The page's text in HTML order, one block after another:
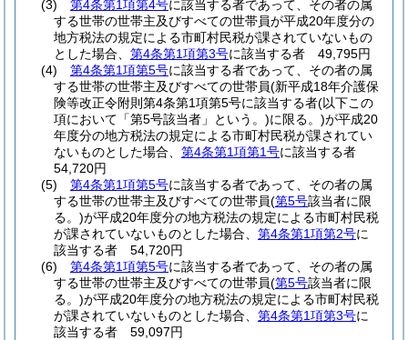
(3)
第4条第1項第4号に該当する者であって、その者の属
する世帯の世帯主及びすべての世帯員が平成20年度分の
地方税法の規定による市町村民税が課されていないもの
とした場合、 第4条第1項第3号に該当する者 49,795円
(4)
第4条第1項第5号に該当する者であって、その者の属
する世帯の世帯主及びすべての世帯員(新平成18年介護保
険等改正令附則第4条第1項第5号に該当する者(以下この
項において「第5号該当者」という。)に限る。)が平成20
年度分の地方税法の規定による市町村民税が課されてい
ないものとした場合、 第4条第1項第1号に該当する者
54,720円
(5)
第4条第1項第5号に該当する者であって、その者の属
する世帯の世帯主及びすべての世帯員(第5号該当者に限
る。)が平成20年度分の地方税法の規定による市町村民税
が課されていないものとした場合、 第4条第1項第2号に
該当する者 54,720円
(6)
第4条第1項第5号に該当する者であって、その者の属
する世帯の世帯主及びすべての世帯員(第5号該当者に限
る。)が平成20年度分の地方税法の規定による市町村民税
が課されていないものとした場合、 第4条第1項第3号に
該当する者 59,097円